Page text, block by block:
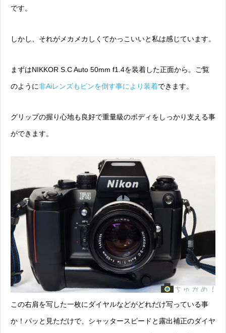
です。
しかし、それがメカメカしくてかっこいいと私は感じています。
まずはNIKKOR S.C Auto 50mm f1.4を装着した正面から。ご覧
のように非Aiレンズもピンを倒す事により装着できます。
グリップの握り心地も良好で重量級のボディをしっかり支える事
ができます。
この右肩を写した一枚にダイヤルなどがどれだけ写っている事
か！パッと見ただけで、シャッタースピードと露出補正のダイヤ